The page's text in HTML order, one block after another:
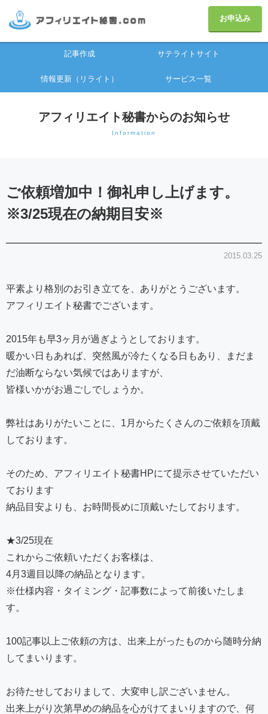
お申込み
記事作成 サテライトサイト
情報更新（リライト） サービス一覧
アフィリエイト秘書からのお知らせ
Information
ご依頼増加中！御礼申し上げます。
※3/25現在の納期目安※
2015.03.25
平素より格別のお引き立てを、ありがとうございます。
アフィリエイト秘書でございます。
2015年も早3ヶ月が過ぎようとしております。
暖かい日もあれば、突然風が冷たくなる日もあり、まだま
だ油断ならない気候ではありますが、
皆様いかがお過ごしでしょうか。
弊社はありがたいことに、1月からたくさんのご依頼を頂戴
しております。
そのため、アフィリエイト秘書HPにて提示させていただい
ております
納品目安よりも、お時間長めに頂戴いたしております。
★3/25現在
これからご依頼いただくお客様は、
4月3週目以降の納品となります。
※仕様内容・タイミング・記事数によって前後いたしま
す。
100記事以上ご依頼の方は、出来上がったものから随時分納
してまいります。
お待たせしておりまして、大変申し訳ございません。
出来上がり次第早めの納品を心がけてまいりますので、何